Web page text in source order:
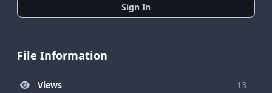
Sign In
File Information
Views 13